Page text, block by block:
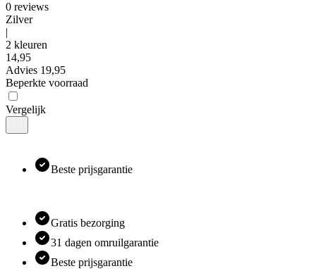
0 reviews
Zilver
|
2 kleuren
14,95
Advies 19,95
Beperkte voorraad
Vergelijk
Beste prijsgarantie
Gratis bezorging
31 dagen omruilgarantie
Beste prijsgarantie